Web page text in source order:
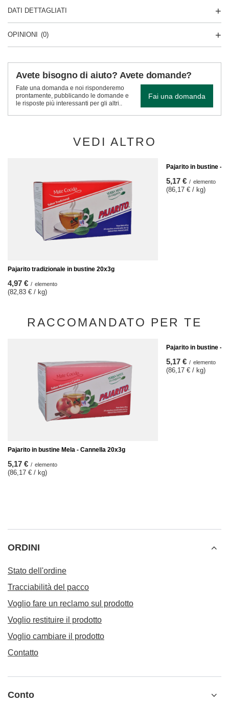
DATI DETTAGLIATI
OPINIONI (0)
Avete bisogno di aiuto? Avete domande?
Fate una domanda e noi risponderemo
prontamente, pubblicando le domande e
le risposte più interessanti per gli altri..
Fai una domanda
VEDI ALTRO
Pajarito tradizionale in bustine 20x3g
4,97 € / elemento
(82,83 € / kg)
Pajarito in bustine -
5,17 € / elemento
(86,17 € / kg)
RACCOMANDATO PER TE
Pajarito in bustine Mela - Cannella 20x3g
5,17 € / elemento
(86,17 € / kg)
Pajarito in bustine -
5,17 € / elemento
(86,17 € / kg)
ORDINI
Stato dell'ordine
Tracciabilità del pacco
Voglio fare un reclamo sul prodotto
Voglio restituire il prodotto
Voglio cambiare il prodotto
Contatto
Conto